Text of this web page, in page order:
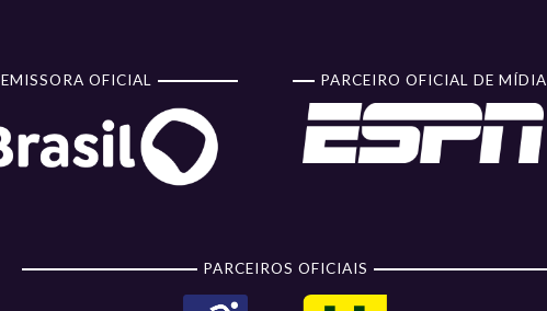
EMISSORA OFICIAL PARCEIRO OFICIAL DE MÍDIA
PARCEIROS OFICIAIS